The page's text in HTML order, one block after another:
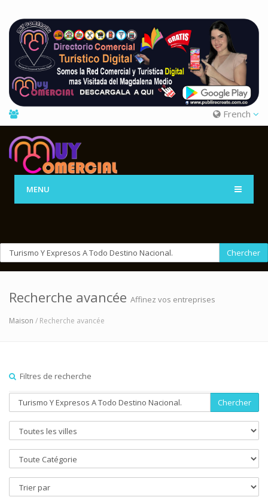
French
MENU
Chercher
Recherche avancée Affinez vos entreprises
Maison / Recherche avancée
Filtres de recherche
Chercher